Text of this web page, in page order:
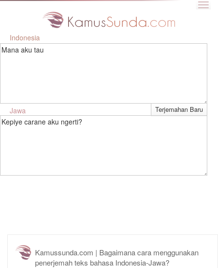
Indonesia
Mana aku tau
Jawa
Kepiye carane aku ngerti?
Kamussunda.com | Bagaimana cara menggunakan
penerjemah teks bahasa Indonesia-Jawa?